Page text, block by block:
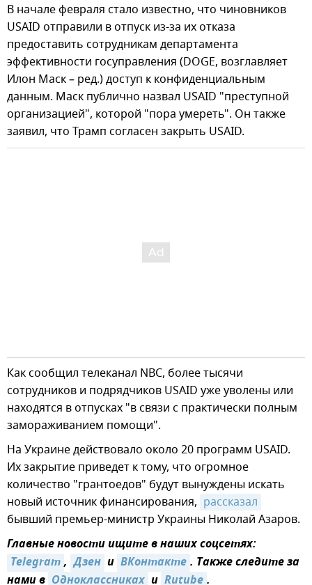
В начале февраля стало известно, что чиновников
USAID отправили в отпуск из-за их отказа
предоставить сотрудникам департамента
эффективности госуправления (DOGE, возглавляет
Илон Маск – ред.) доступ к конфиденциальным
данным. Маск публично назвал USAID "преступной
организацией", которой "пора умереть". Он также
заявил, что Трамп согласен закрыть USAID.
Как сообщил телеканал NBC, более тысячи
сотрудников и подрядчиков USAID уже уволены или
находятся в отпусках "в связи с практически полным
замораживанием помощи".
На Украине действовало около 20 программ USAID.
Их закрытие приведет к тому, что огромное
количество "грантоедов" будут вынуждены искать
новый источник финансирования, рассказал
бывший премьер-министр Украины Николай Азаров.
Главные новости ищите в наших соцсетях:
Telegram, Дзен и ВКонтакте. Также следите за
нами в Одноклассниках и Rutube.